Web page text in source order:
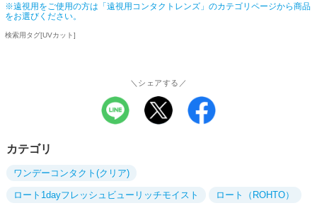
※遠視用をご使用の方は「遠視用コンタクトレンズ」のカテゴリページから商品
をお選びください。
検索用タグ[UVカット]
＼シェアする／
カテゴリ
ワンデーコンタクト(クリア)
ロート1dayフレッシュビューリッチモイスト ロート（ROHTO）